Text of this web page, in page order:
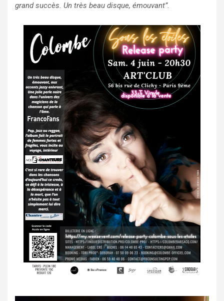
grand succès. Un très beau disque, émouvant”.